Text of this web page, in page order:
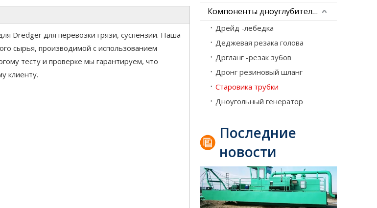
Dredger для перевозки грязи, суспензии. Наша
сырья, производимой с использованием
тесту и проверке мы гарантируем, что
клиенту.
Компоненты дноуглубительного оборудования
Дрейд -лебедка
Деджевая резака голова
Дргланг -резак зубов
Дронг резиновый шланг
Старовика трубки
Дноугольный генератор
Последние
новости
Рефулерный земснаряд
Ведущие производители реактивных